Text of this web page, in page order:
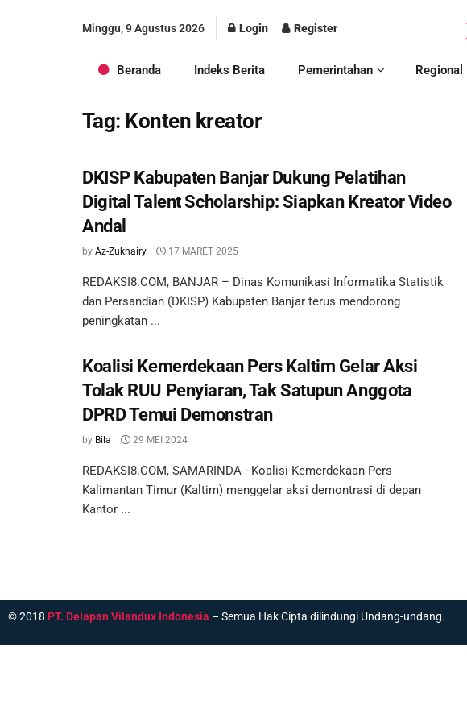
Minggu, 9 Agustus 2026 Login Register
Beranda Indeks Berita Pemerintahan Regional
Tag: Konten kreator
DKISP Kabupaten Banjar Dukung Pelatihan
Digital Talent Scholarship: Siapkan Kreator Video
Andal
by Az-Zukhairy 17 MARET 2025
REDAKSI8.COM, BANJAR – Dinas Komunikasi Informatika Statistik
dan Persandian (DKISP) Kabupaten Banjar terus mendorong
peningkatan ...
Koalisi Kemerdekaan Pers Kaltim Gelar Aksi
Tolak RUU Penyiaran, Tak Satupun Anggota
DPRD Temui Demonstran
by Bila 29 MEI 2024
REDAKSI8.COM, SAMARINDA - Koalisi Kemerdekaan Pers
Kalimantan Timur (Kaltim) menggelar aksi demontrasi di depan
Kantor ...
© 2018 PT. Delapan Vilandux Indonesia – Semua Hak Cipta dilindungi Undang-undang.